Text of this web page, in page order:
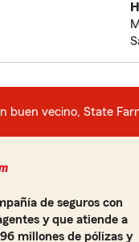
buen vecino, State
de seguros con
y que atiende a
millones de pólizas y